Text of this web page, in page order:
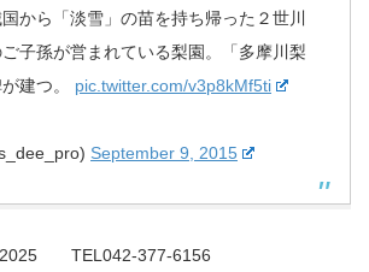
から「淡雪」の苗を持ち帰った２世川
子孫が営まれている梨園。「多摩川梨
建つ。 pic.twitter.com/v3p8kMf5ti
September 9, 2015
2025 TEL042-377-6156